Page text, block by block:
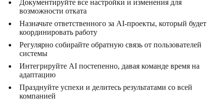
Документируйте все настройки и изменения для
возможности отката
Назначьте ответственного за AI-проекты, который будет
координировать работу
Регулярно собирайте обратную связь от пользователей
системы
Интегрируйте AI постепенно, давая команде время на
адаптацию
Празднуйте успехи и делитесь результатами со всей
компанией